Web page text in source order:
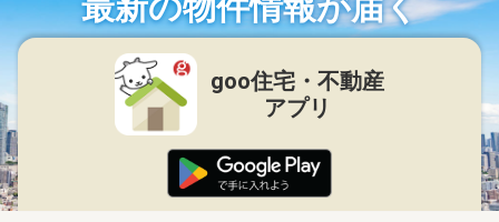
goo住宅・不動産
アプリ